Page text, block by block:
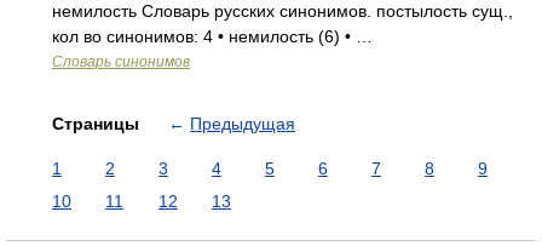
немилость Словарь русских синонимов. постылость сущ.,
кол во синонимов: 4 • немилость (6) • …
Словарь синонимов
Страницы ← Предыдущая
1 2 3 4 5 6 7 8
9
10
11 12 13